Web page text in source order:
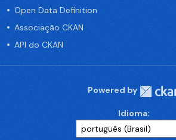
Open Data Definition
Associação CKAN
API do CKAN
Powered by
Idioma